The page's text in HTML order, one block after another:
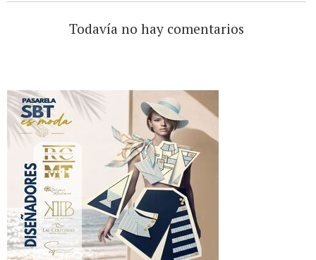
Todavía no hay comentarios